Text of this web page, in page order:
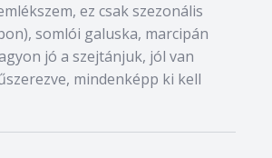
ez csak szezonális
somlói galuska, marcipán
jó a szejtánjuk, jól van
mindenképp ki kell